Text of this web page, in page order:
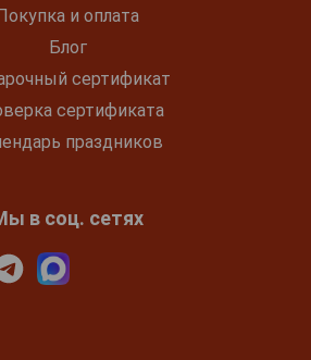
и оплата
Блог
сертификат
сертификата
праздников
в соц. сетях